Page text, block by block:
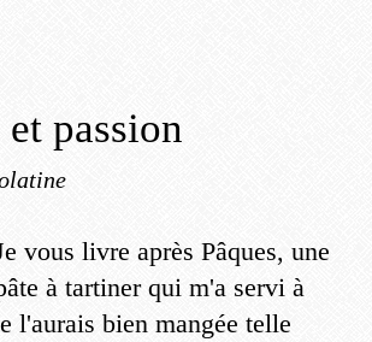
passion
vous livre après Pâques, une
à tartiner qui m'a servi à
l'aurais bien mangée telle